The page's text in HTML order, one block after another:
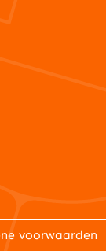
voorwaarden